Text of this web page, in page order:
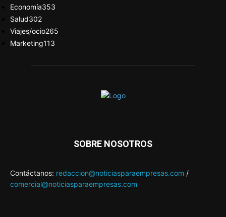
Economía353
Salud302
Viajes/ocio265
Marketing113
SOBRE NOSOTROS
Contáctanos: redaccion@noticiasparaempresas.com /
comercial@noticiasparaempresas.com